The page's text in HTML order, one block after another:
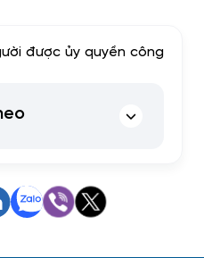
được ủy quyền công